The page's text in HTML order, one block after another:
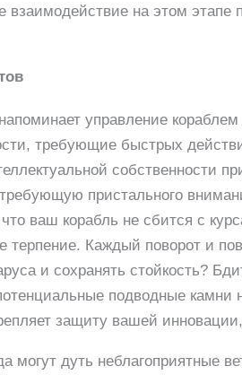
на этом этапе
управление
требующие быстрых
собственности
пристального
ваш корабль не сбится с
Каждый поворот и
и сохранять стойкость?
подводные камни
защиту вашей
могут дуть неблагоприятные